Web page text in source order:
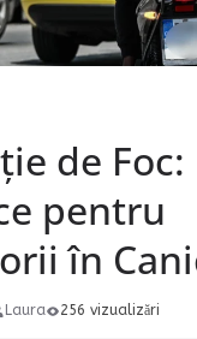
de
pentru
în
Laura 256 vizualizări